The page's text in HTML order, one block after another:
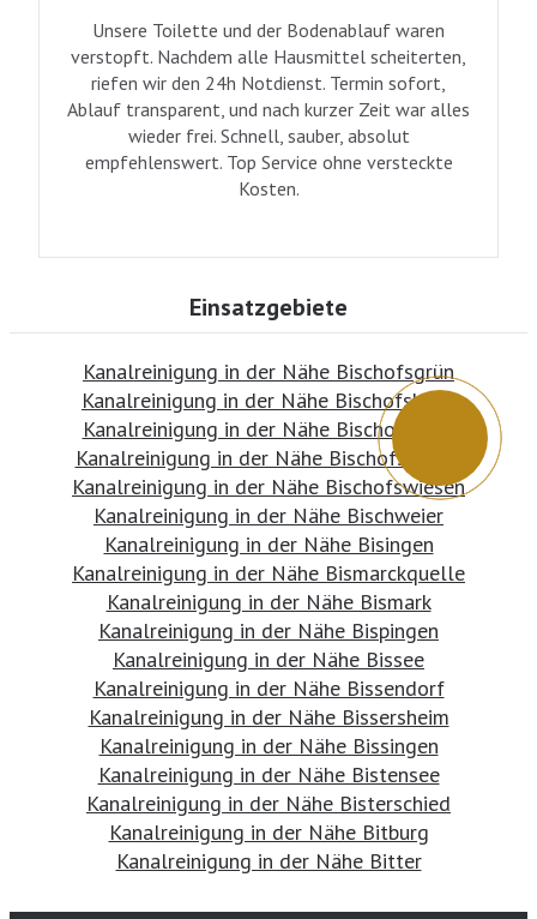
Unsere Toilette und der Bodenablauf waren
verstopft. Nachdem alle Hausmittel scheiterten,
riefen wir den 24h Notdienst. Termin sofort,
Ablauf transparent, und nach kurzer Zeit war alles
wieder frei. Schnell, sauber, absolut
empfehlenswert. Top Service ohne versteckte
Kosten.
Einsatzgebiete
Kanalreinigung in der Nähe Bischofsgrün
Kanalreinigung in der Nähe Bischofsheim
Kanalreinigung in der Nähe Bischofsmais
Kanalreinigung in der Nähe Bischofswerda
Kanalreinigung in der Nähe Bischofswiesen
Kanalreinigung in der Nähe Bischweier
Kanalreinigung in der Nähe Bisingen
Kanalreinigung in der Nähe Bismarckquelle
Kanalreinigung in der Nähe Bismark
Kanalreinigung in der Nähe Bispingen
Kanalreinigung in der Nähe Bissee
Kanalreinigung in der Nähe Bissendorf
Kanalreinigung in der Nähe Bissersheim
Kanalreinigung in der Nähe Bissingen
Kanalreinigung in der Nähe Bistensee
Kanalreinigung in der Nähe Bisterschied
Kanalreinigung in der Nähe Bitburg
Kanalreinigung in der Nähe Bitter